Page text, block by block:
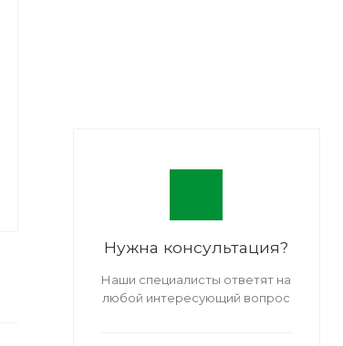
Нужна консультация?
Наши специалисты ответят на
любой интересующий вопрос